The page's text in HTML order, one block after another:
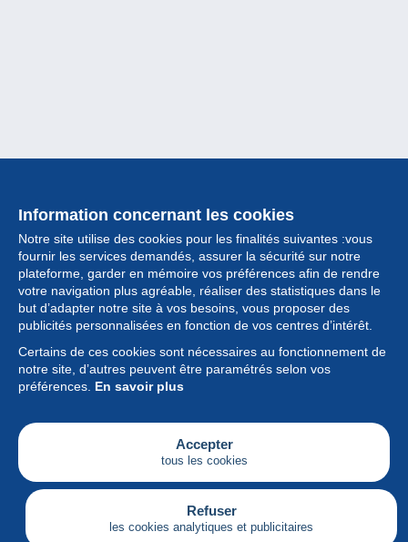
Information concernant les cookies
Notre site utilise des cookies pour les finalités suivantes :vous
fournir les services demandés, assurer la sécurité sur notre
plateforme, garder en mémoire vos préférences afin de rendre
votre navigation plus agréable, réaliser des statistiques dans le
but d’adapter notre site à vos besoins, vous proposer des
publicités personnalisées en fonction de vos centres d’intérêt.
Certains de ces cookies sont nécessaires au fonctionnement de
notre site, d’autres peuvent être paramétrés selon vos
préférences. En savoir plus
Accepter
tous les cookies
Refuser
les cookies analytiques et publicitaires
Collection
Actualités
Fonctionnalités
Société
Services
Articles